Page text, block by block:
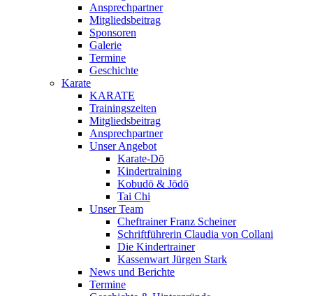
Ansprechpartner
Mitgliedsbeitrag
Sponsoren
Galerie
Termine
Geschichte
Karate
KARATE
Trainingszeiten
Mitgliedsbeitrag
Ansprechpartner
Unser Angebot
Karate-Dō
Kindertraining
Kobudō & Jōdō
Tai Chi
Unser Team
Cheftrainer Franz Scheiner
Schriftführerin Claudia von Collani
Die Kindertrainer
Kassenwart Jürgen Stark
News und Berichte
Termine